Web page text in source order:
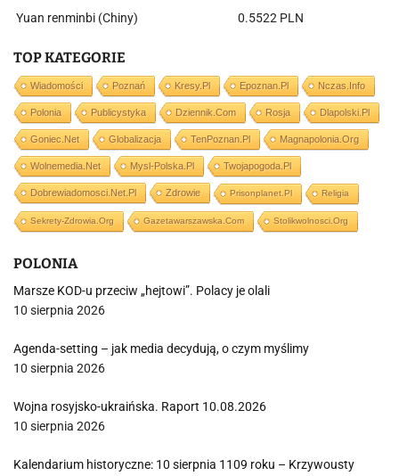
Yuan renminbi (Chiny)
0.5522 PLN
TOP KATEGORIE
Wiadomości Poznań Kresy.pl Epoznan.pl Nczas.info
Polonia Publicystyka Dziennik.com Rosja Dlapolski.pl
Goniec.net Globalizacja TenPoznan.pl Magnapolonia.org
Wolnemedia.net Mysl-Polska.pl Twojapogoda.pl
Dobrewiadomosci.net.pl Zdrowie Prisonplanet.pl Religia
Sekrety-Zdrowia.org Gazetawarszawska.com Stolikwolnosci.org
POLONIA
Marsze KOD-u przeciw „hejtowi”. Polacy je olali
10 sierpnia 2026
Agenda-setting – jak media decydują, o czym myślimy
10 sierpnia 2026
Wojna rosyjsko-ukraińska. Raport 10.08.2026
10 sierpnia 2026
Kalendarium historyczne: 10 sierpnia 1109 roku – Krzywousty